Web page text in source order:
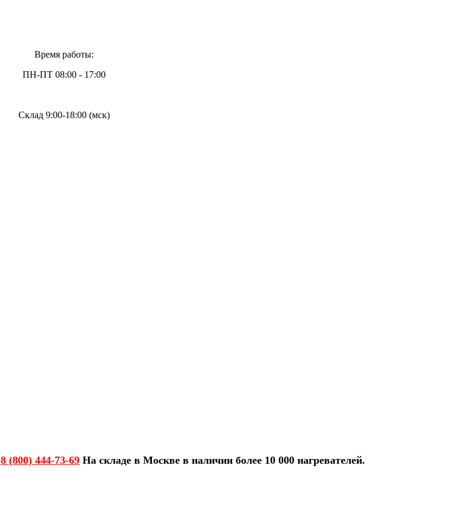
Время работы:
ПН-ПТ 08:00 - 17:00
Склад 9:00-18:00 (мск)
8 (800) 444-73-69 На складе в Москве в наличии более 10 000 нагревателей.